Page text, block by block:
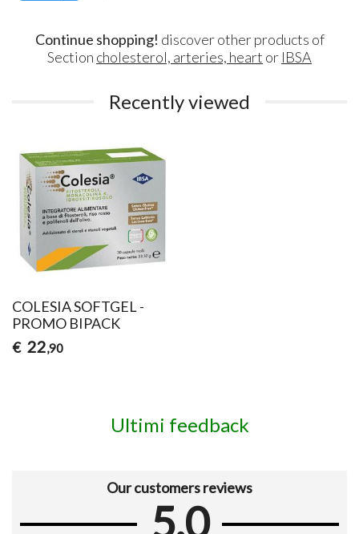
Continue shopping! discover other products of
Section cholesterol, arteries, heart or IBSA
Recently viewed
COLESIA SOFTGEL -
PROMO BIPACK
€ 22,90
Ultimi feedback
Our customers reviews
5.0